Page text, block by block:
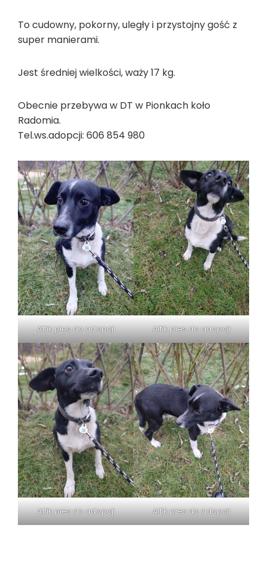
To cudowny, pokorny, uległy i przystojny gość z
super manierami.
Jest średniej wielkości, waży 17 kg.
Obecnie przebywa w DT w Pionkach koło
Radomia.
Tel.ws.adopcji: 606 854 980
Alfik pies do adopcji Alfik pies do adopcji
Alfik pies do adopcji Alfik pies do adopcji